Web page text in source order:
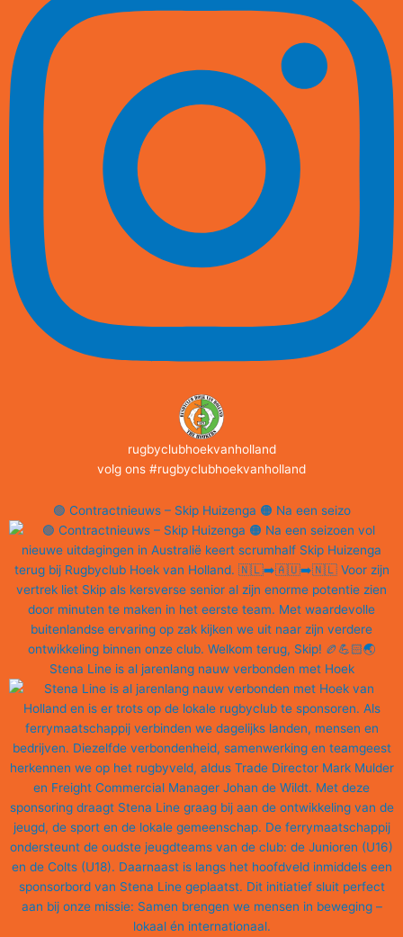
rugbyclubhoekvanholland
volg ons #rugbyclubhoekvanholland
🟢 Contractnieuws – Skip Huizenga 🟠 Na een seizo
Stena Line is al jarenlang nauw verbonden met Hoek